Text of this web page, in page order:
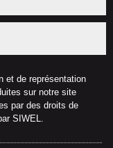
et de représentation
sur notre site
par des droits de
SIWEL.